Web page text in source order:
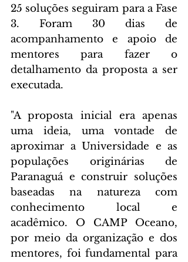
25 soluções seguiram para a Fase
3. Foram 30 dias de
acompanhamento e apoio de
mentores para fazer o
detalhamento da proposta a ser
executada.
"A proposta inicial era apenas
uma ideia, uma vontade de
aproximar a Universidade e as
populações originárias de
Paranaguá e construir soluções
baseadas na natureza com
conhecimento local e
acadêmico. O CAMP Oceano,
por meio da organização e dos
mentores, foi fundamental para